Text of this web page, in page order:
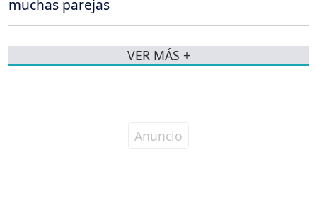
muchas parejas
VER MÁS +